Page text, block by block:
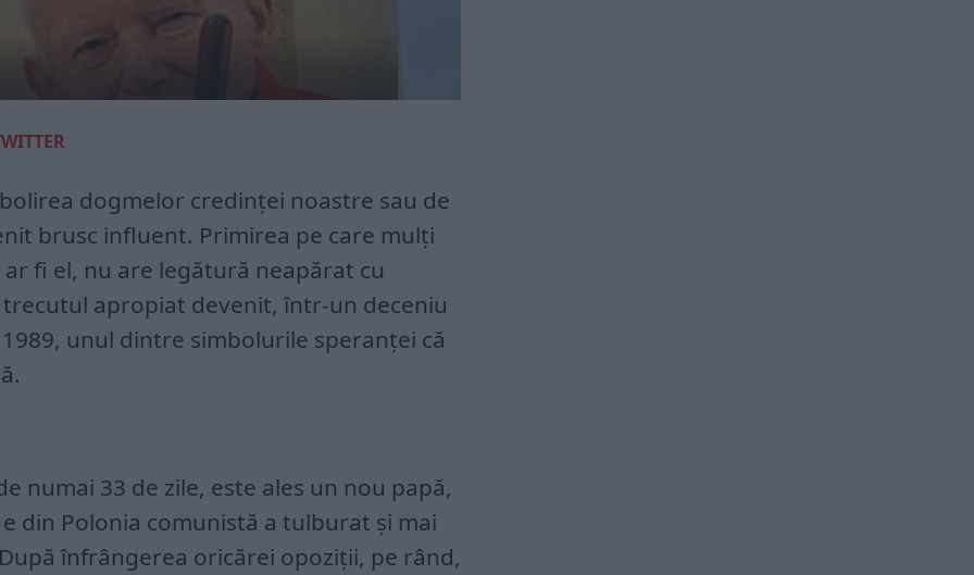
dogmelor credinței noastre sau de
brusc influent. Primirea pe care mulți
fi el, nu are legătură neapărat cu
apropiat devenit, într-un deceniu
unul dintre simbolurile speranței că
numai 33 de zile, este ales un nou papă,
din Polonia comunistă a tulburat și mai
înfrângerea oricărei opoziții, pe rând,